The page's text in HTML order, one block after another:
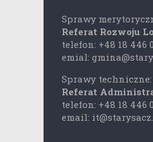
Sprawy
Referat Rozwoju
telefon: +48 18 446
emial:
Sprawy techniczne:
Referat
telefon: +48 18 446
email: